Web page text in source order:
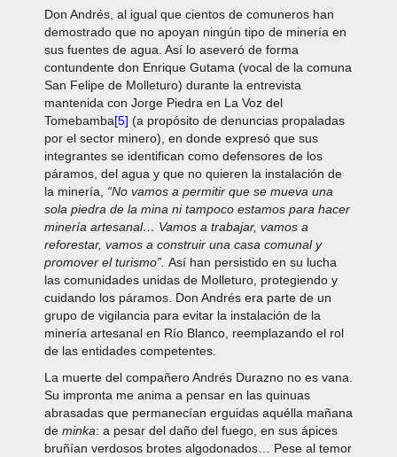
Don Andrés, al igual que cientos de comuneros han
demostrado que no apoyan ningún tipo de minería en
sus fuentes de agua. Así lo aseveró de forma
contundente don Enrique Gutama (vocal de la comuna
San Felipe de Molleturo) durante la entrevista
mantenida con Jorge Piedra en La Voz del
Tomebamba[5] (a propósito de denuncias propaladas
por el sector minero), en donde expresó que sus
integrantes se identifican como defensores de los
páramos, del agua y que no quieren la instalación de
la minería, “No vamos a permitir que se mueva una
sola piedra de la mina ni tampoco estamos para hacer
minería artesanal… Vamos a trabajar, vamos a
reforestar, vamos a construir una casa comunal y
promover el turismo”. Así han persistido en su lucha
las comunidades unidas de Molleturo, protegiendo y
cuidando los páramos. Don Andrés era parte de un
grupo de vigilancia para evitar la instalación de la
minería artesanal en Río Blanco, reemplazando el rol
de las entidades competentes.
La muerte del compañero Andrés Durazno no es vana.
Su impronta me anima a pensar en las quinuas
abrasadas que permanecían erguidas aquélla mañana
de minka: a pesar del daño del fuego, en sus ápices
bruñían verdosos brotes algodonados… Pese al temor